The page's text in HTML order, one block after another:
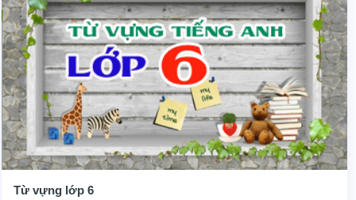
Từ vựng lớp 6